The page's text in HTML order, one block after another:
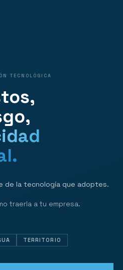
TECNOLÓGICA
de la tecnología que adoptes.
traerla a tu empresa.
TERRITORIO